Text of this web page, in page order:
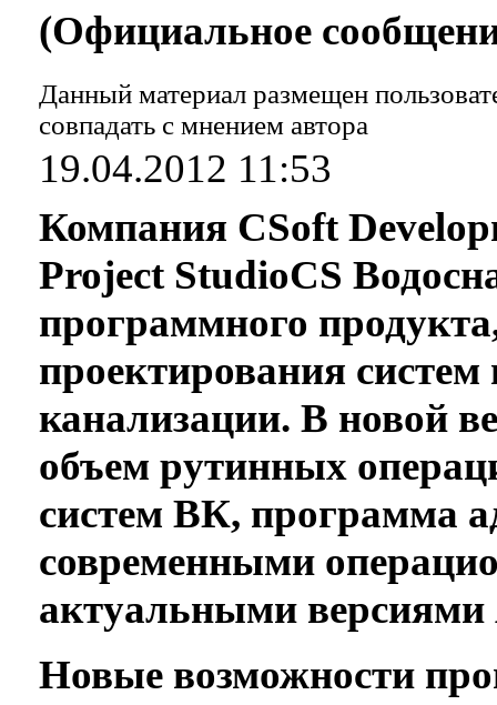
(Официальное
Данный материал размещен
совпадать с мнением автора
19.04.2012 11:53
Компания CSoft
Project StudioCS
программного
проектирования систем
канализации. В новой
объем рутинных
систем ВК, программа
современными
актуальными
Новые возможности